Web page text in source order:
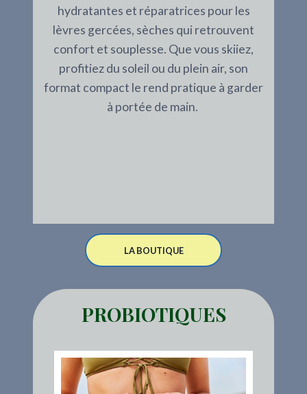
hydratantes et réparatrices pour les
lèvres gercées, sèches qui retrouvent
confort et souplesse. Que vous skiiez,
profitiez du soleil ou du plein air, son
format compact le rend pratique à garder
à portée de main.
LA BOUTIQUE
PROBIOTIQUES